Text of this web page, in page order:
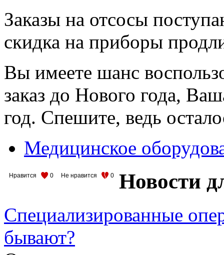
Заказы на отсосы
скидка на приборы
Вы имеете шанс
заказ до Нового года,
год. Спешите, ведь
Медицинское
Нравится 0 Не нравится 0 Новости
Специализированные
бывают?